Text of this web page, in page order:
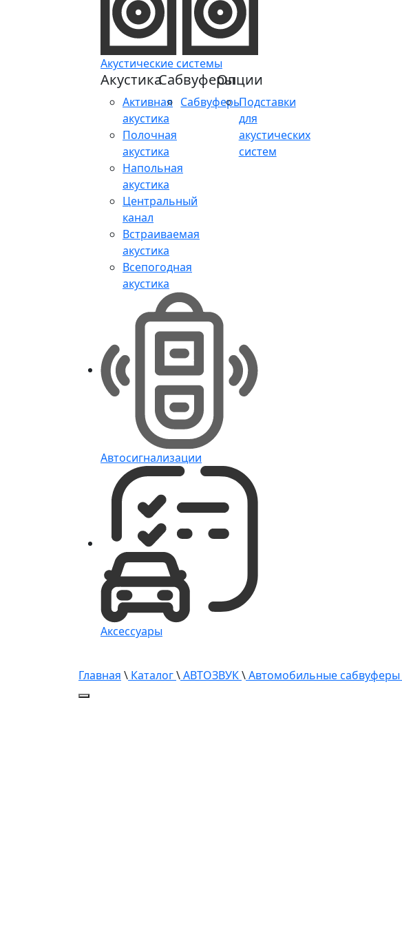
Акустические системы
Акустика
Активная
акустика
Полочная
акустика
Напольная
акустика
Центральный
канал
Встраиваемая
акустика
Всепогодная
акустика
Сабвуферы
Сабвуферы
Опции
Подставки
для
акустических
систем
Автосигнализации
Аксессуары
Главная \ Каталог\АВТОЗВУК\Автомобильные сабвуферы